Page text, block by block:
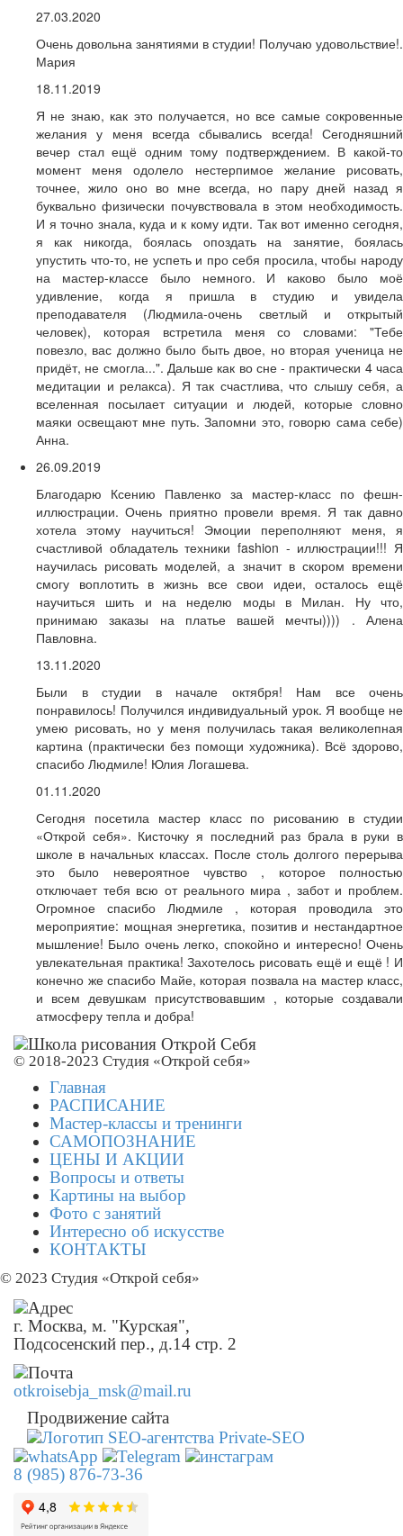
27.03.2020
Очень довольна занятиями в студии! Получаю удовольствие!.
Мария
18.11.2019
Я не знаю, как это получается, но все самые сокровенные
желания у меня всегда сбывались всегда! Сегодняшний
вечер стал ещё одним тому подтверждением. В какой-то
момент меня одолело нестерпимое желание рисовать,
точнее, жило оно во мне всегда, но пару дней назад я
буквально физически почувствовала в этом необходимость.
И я точно знала, куда и к кому идти. Так вот именно сегодня,
я как никогда, боялась опоздать на занятие, боялась
упустить что-то, не успеть и про себя просила, чтобы народу
на мастер-классе было немного. И каково было моё
удивление, когда я пришла в студию и увидела
преподавателя (Людмила-очень светлый и открытый
человек), которая встретила меня со словами: "Тебе
повезло, вас должно было быть двое, но вторая ученица не
придёт, не смогла...". Дальше как во сне - практически 4 часа
медитации и релакса). Я так счастлива, что слышу себя, а
вселенная посылает ситуации и людей, которые словно
маяки освещают мне путь. Запомни это, говорю сама себе)
Анна.
26.09.2019
Благодарю Ксению Павленко за мастер-класс по фешн-
иллюстрации. Очень приятно провели время. Я так давно
хотела этому научиться! Эмоции переполняют меня, я
счастливой обладатель техники fashion - иллюстрации!!! Я
научилась рисовать моделей, а значит в скором времени
смогу воплотить в жизнь все свои идеи, осталось ещё
научиться шить и на неделю моды в Милан. Ну что,
принимаю заказы на платье вашей мечты)))) . Алена
Павловна.
13.11.2020
Были в студии в начале октября! Нам все очень
понравилось! Получился индивидуальный урок. Я вообще не
умею рисовать, но у меня получилась такая великолепная
картина (практически без помощи художника). Всё здорово,
спасибо Людмиле! Юлия Логашева.
01.11.2020
Сегодня посетила мастер класс по рисованию в студии
«Открой себя». Кисточку я последний раз брала в руки в
школе в начальных классах. После столь долгого перерыва
это было невероятное чувство , которое полностью
отключает тебя всю от реального мира , забот и проблем.
Огромное спасибо Людмиле , которая проводила это
мероприятие: мощная энергетика, позитив и нестандартное
мышление! Было очень легко, спокойно и интересно! Очень
увлекательная практика! Захотелось рисовать ещё и ещё ! И
конечно же спасибо Майе, которая позвала на мастер класс,
и всем девушкам присутствовавшим , которые создавали
атмосферу тепла и добра!
© 2018-2023 Студия «Открой себя»
Главная
РАСПИСАНИЕ
Мастер-классы и тренинги
САМОПОЗНАНИЕ
ЦЕНЫ И АКЦИИ
Вопросы и ответы
Картины на выбор
Фото с занятий
Интересно об искусстве
КОНТАКТЫ
© 2023 Студия «Открой себя»
г. Москва, м. "Курская",
Подсосенский пер., д.14 стр. 2
otkroisebja_msk@mail.ru
Продвижение сайта
8 (985) 876-73-36